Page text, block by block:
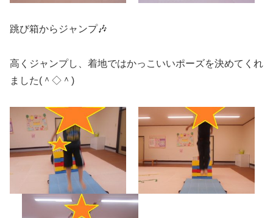
跳び箱からジャンプ🎶
高くジャンプし、着地ではかっこいいポーズを決めてくれ
ました(＾◇＾)